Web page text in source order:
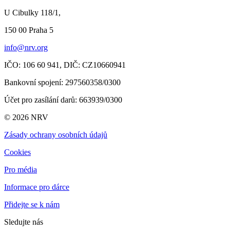
U Cibulky 118/1,
150 00 Praha 5
info@nrv.org
IČO: 106 60 941, DIČ: CZ10660941
Bankovní spojení: 297560358/0300
Účet pro zasílání darů: 663939/0300
© 2026 NRV
Zásady ochrany osobních údajů
Cookies
Pro média
Informace pro dárce
Přidejte se k nám
Sledujte nás